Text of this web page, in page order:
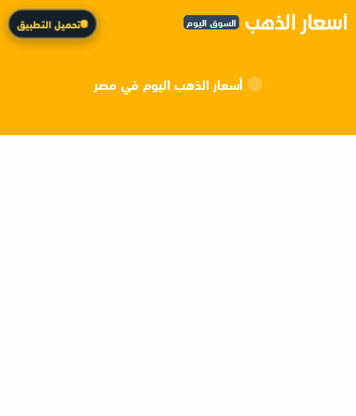
السوق اليوم تحميل التطبيق
أسعار الذهب اليوم في مصر